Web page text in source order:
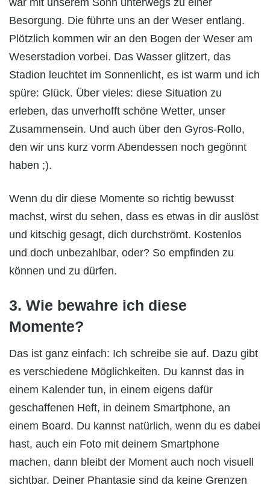
Besorgung. Die führte uns an der Weser entlang.
Plötzlich kommen wir an den Bogen der Weser am
Weserstadion vorbei. Das Wasser glitzert, das
Stadion leuchtet im Sonnenlicht, es ist warm und ich
spüre: Glück. Über vieles: diese Situation zu
erleben, das unverhofft schöne Wetter, unser
Zusammensein. Und auch über den Gyros-Rollo,
den wir uns kurz vorm Abendessen noch gegönnt
haben ;).
Wenn du dir diese Momente so richtig bewusst
machst, wirst du sehen, dass es etwas in dir auslöst
und kitschig gesagt, dich durchströmt. Kostenlos
und doch unbezahlbar, oder? So empfinden zu
können und zu dürfen.
3. Wie bewahre ich diese
Momente?
Das ist ganz einfach: Ich schreibe sie auf. Dazu gibt
es verschiedene Möglichkeiten. Du kannst das in
einem Kalender tun, in einem eigens dafür
geschaffenen Heft, in deinem Smartphone, an
einem Board. Du kannst natürlich, wenn du es dabei
hast, auch ein Foto mit deinem Smartphone
machen, dann bleibt der Moment auch noch visuell
sichtbar. Deiner Phantasie sind da keine Grenzen